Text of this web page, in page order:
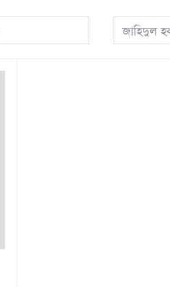
জাহিদুল